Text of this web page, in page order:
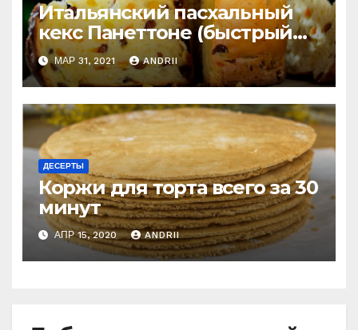
Итальянский пасхальный
кекс Панеттоне (быстрый
рецепт). Готовлю
постоянно!
МАР 31, 2021 ANDRII
ДЕСЕРТЫ
Коржи для торта всего за 30
минут
АПР 15, 2020 ANDRII